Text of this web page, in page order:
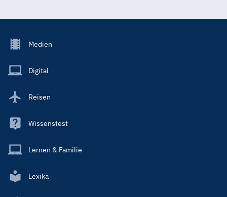
Footer
Main
Medien
Digital
Reisen
Wissenstest
Lernen & Familie
Lexika